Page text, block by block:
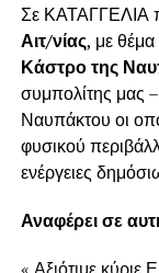
Σε ΚΑΤΑΓΓΕΛΙΑ
Αιτ/νίας, με θέμα
Κάστρο της
συμπολίτης μας
Ναυπάκτου οι
φυσικού
ενέργειες
Αναφέρει σε